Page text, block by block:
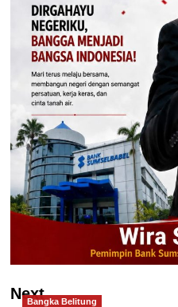
NextBangka Belitung